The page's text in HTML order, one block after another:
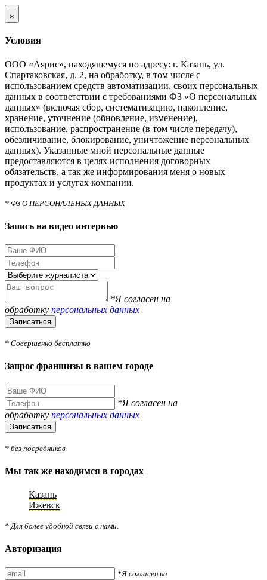
×
Условия
ООО «Аярис», находящемуся по адресу: г. Казань, ул.
Спартаковская, д. 2, на обработку, в том числе с
использованием средств автоматизации, своих персональных
данных в соответствии с требованиями ФЗ «О персональных
данных» (включая сбор, систематизацию, накопление,
хранение, уточнение (обновление, изменение),
использование, распространение (в том числе передачу),
обезличивание, блокирование, уничтожение персональных
данных). Указанные мной персональные данные
предоставляются в целях исполнения договорных
обязательств, а так же информирования меня о новых
продуктах и услугах компании.
* ФЗ О ПЕРСОНАЛЬНЫХ ДАННЫХ
Запись на видео интервью
*Я согласен на
обработку персональных данных
Записаться
* Совершенно бесплатно
Запрос франшизы в вашем городе
*Я согласен на
обработку персональных данных
Записаться
* без посредников
Мы так же находимся в городах
Казань
Ижевск
* Для более удобной связи с нами.
Авторизация
*Я согласен на